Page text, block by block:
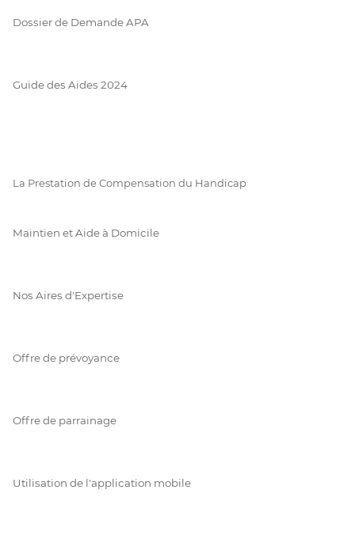
Dossier de Demande APA
Guide des Aides 2024
La Prestation de Compensation du Handicap
Maintien et Aide à Domicile
Nos Aires d'Expertise
Offre de prévoyance
Offre de parrainage
Utilisation de l'application mobile